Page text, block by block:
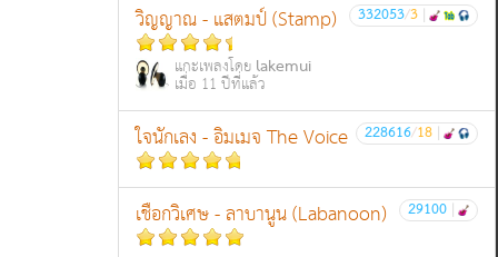
332053/3 |
วิญญาณ - แสตมป์ (Stamp)
แกะเพลงโดย lakemui
เมื่อ 11 ปีที่แล้ว
228616/18 |
ใจนักเลง - อิมเมจ The Voice
29100 |
เชือกวิเศษ - ลาบานูน (Labanoon)